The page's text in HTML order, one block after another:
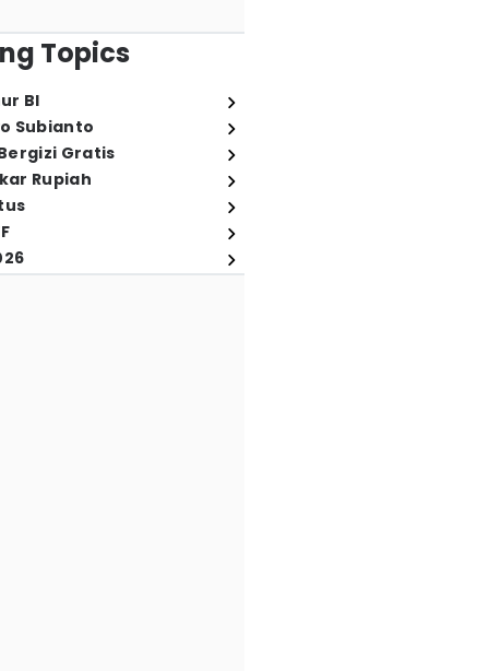
Topics
BI
Subianto
Gratis
Rupiah